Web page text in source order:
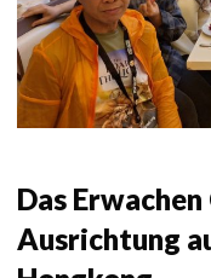
Das
Ausrichtung